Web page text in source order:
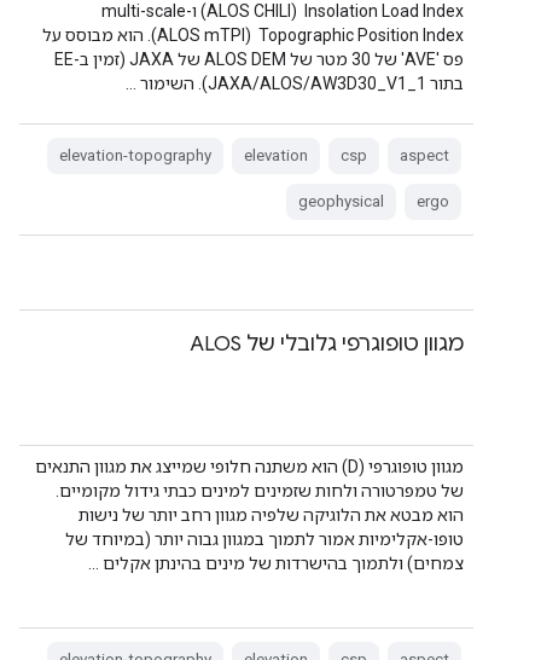
Insolation Load Index ‏ (ALOS CHILI) ו-multi-scale
Topographic Position Index ‏ (ALOS mTPI). הוא מבוסס על
פס 'AVE' של 30 מטר של ALOS DEM של JAXA (זמין ב-EE
בתור JAXA/ALOS/AW3D30_V1_1). השימור …
aspect
csp
elevation
elevation-topography
ergo
geophysical
מגוון טופוגרפי גלובלי של ALOS
מגוון טופוגרפי (D) הוא משתנה חלופי שמייצג את מגוון התנאים
של טמפרטורה ולחות שזמינים למינים כבתי גידול מקומיים.
הוא מבטא את הלוגיקה שלפיה מגוון רחב יותר של נישות
טופו-אקלימיות אמור לתמוך במגוון גבוה יותר (במיוחד של
צמחים) ולתמוך בהישרדות של מינים בהינתן אקלים …